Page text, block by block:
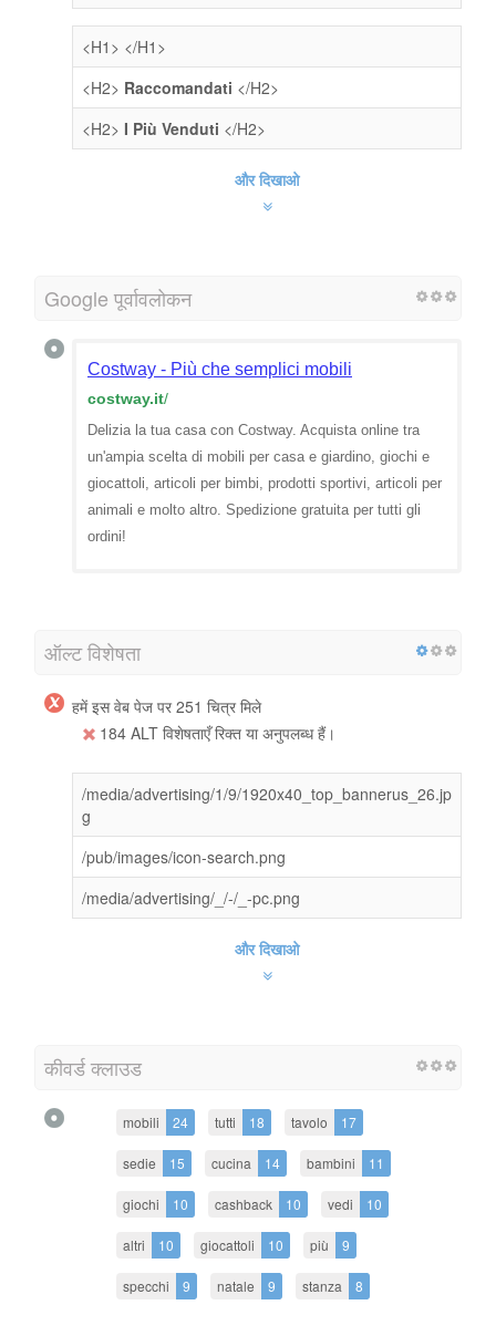
<H1> </H1>
<H2> Raccomandati </H2>
<H2> I Più Venduti </H2>
और दिखाओ
Google पूर्वावलोकन
Costway - Più che semplici mobili
costway.it/
Delizia la tua casa con Costway. Acquista online tra
un'ampia scelta di mobili per casa e giardino, giochi e
giocattoli, articoli per bimbi, prodotti sportivi, articoli per
animali e molto altro. Spedizione gratuita per tutti gli
ordini!
ऑल्ट विशेषता
हमें इस वेब पेज पर 251 चित्र मिले
184 ALT विशेषताएँ रिक्त या अनुपलब्ध हैं।
/media/advertising/1/9/1920x40_top_bannerus_26.jp
g
/pub/images/icon-search.png
/media/advertising/_/-/_-pc.png
और दिखाओ
कीवर्ड क्लाउड
mobili 24 tutti 18 tavolo 17
sedie 15 cucina 14 bambini 11
giochi 10 cashback 10 vedi 10
altri 10 giocattoli 10 più 9
specchi 9 natale 9 stanza 8